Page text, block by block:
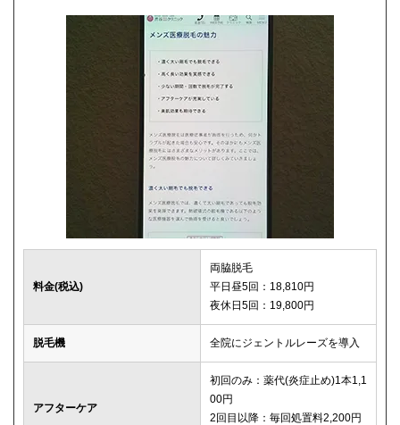
料金(税込)
両脇脱毛
平日昼5回：18,810円
夜休日5回：19,800円
脱毛機 全院にジェントルレーズを導入
アフターケア
初回のみ：薬代(炎症止め)1本1,1
00円
2回目以降：毎回処置料2,200円